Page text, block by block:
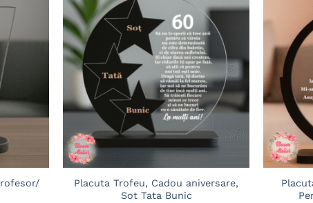
Adaugă
wishlist
Adaugă
wishlist
Placuta Trofeu, Cadou aniversare,
Sot Tata Bunic